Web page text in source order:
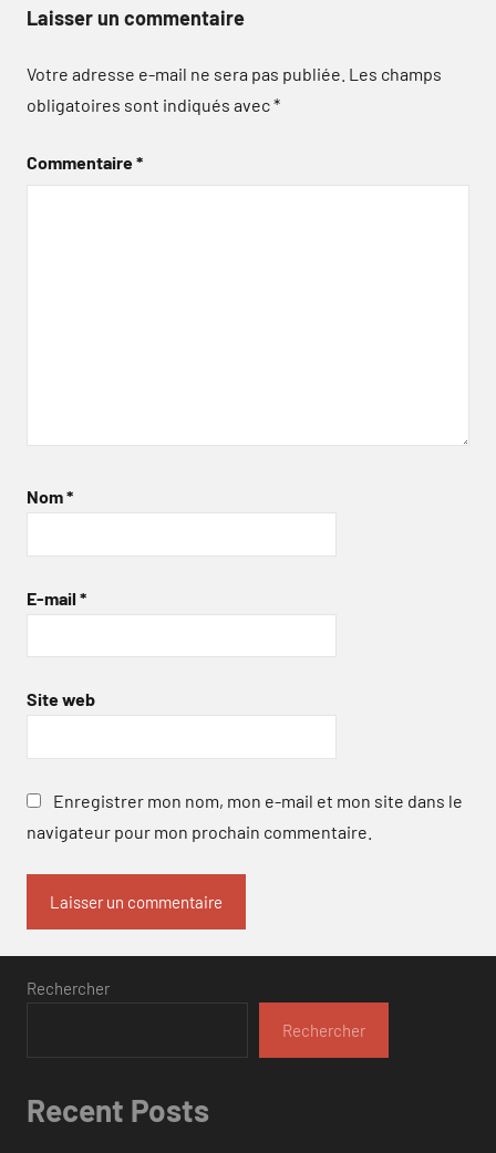
Laisser un commentaire
Votre adresse e-mail ne sera pas publiée. Les champs
obligatoires sont indiqués avec*
Commentaire*
Nom*
E-mail *
Site web
Enregistrer mon nom, mon e-mail et mon site dans le
navigateur pour mon prochain commentaire.
Rechercher
Rechercher
Recent Posts